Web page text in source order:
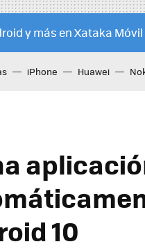
y más en Xataka Móvil
iPhone Huawei
10